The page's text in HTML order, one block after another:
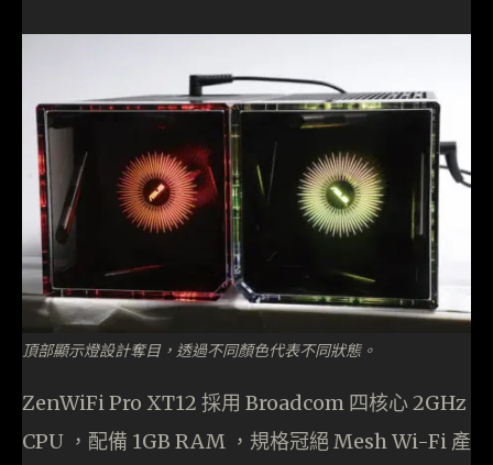
頂部顯示燈設計奪目，透過不同顏色代表不同狀態。
ZenWiFi Pro XT12 採用 Broadcom 四核心 2GHz
CPU ，配備 1GB RAM ，規格冠絕 Mesh Wi-Fi 產